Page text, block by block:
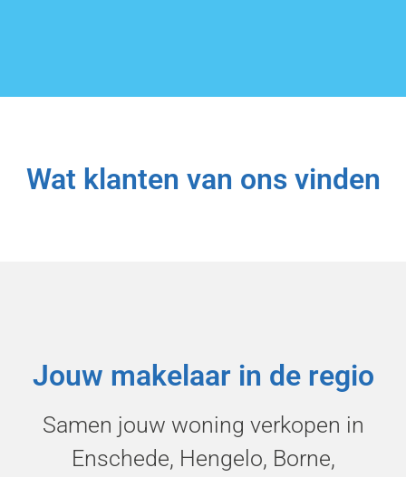
Wat klanten van ons vinden
Jouw makelaar in de regio
Samen jouw woning verkopen in
Enschede, Hengelo, Borne,